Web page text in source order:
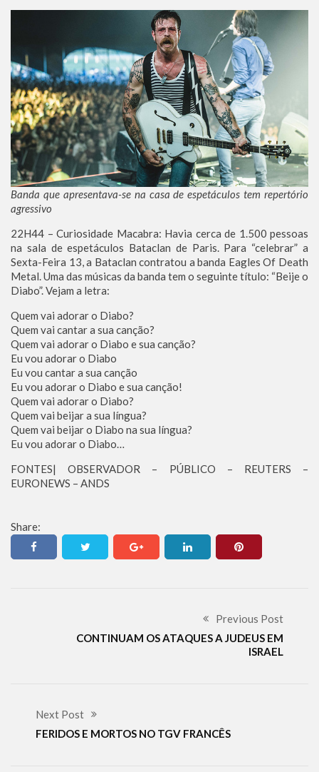
Banda que apresentava-se na casa de espetáculos tem repertório
agressivo
22H44 – Curiosidade Macabra: Havia cerca de 1.500 pessoas
na sala de espetáculos Bataclan de Paris. Para “celebrar” a
Sexta-Feira 13, a Bataclan contratou a banda Eagles Of Death
Metal. Uma das músicas da banda tem o seguinte título: “Beije o
Diabo”. Vejam a letra:
Quem vai adorar o Diabo?
Quem vai cantar a sua canção?
Quem vai adorar o Diabo e sua canção?
Eu vou adorar o Diabo
Eu vou cantar a sua canção
Eu vou adorar o Diabo e sua canção!
Quem vai adorar o Diabo?
Quem vai beijar a sua língua?
Quem vai beijar o Diabo na sua língua?
Eu vou adorar o Diabo…
FONTES| OBSERVADOR – PÚBLICO – REUTERS –
EURONEWS – ANDS
Share:
Previous Post
CONTINUAM OS ATAQUES A JUDEUS EM
ISRAEL
Next Post
FERIDOS E MORTOS NO TGV FRANCÊS